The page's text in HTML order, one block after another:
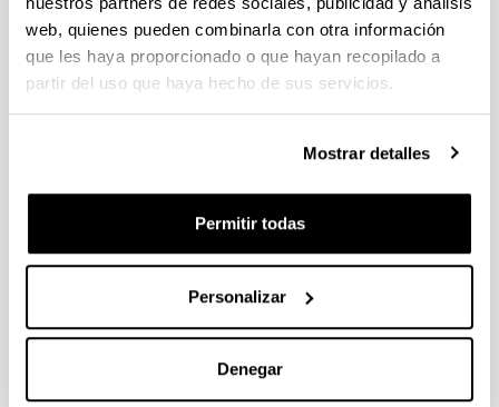
web, quienes pueden combinarla con otra información
que les haya proporcionado o que hayan recopilado a
partir del uso que haya hecho de sus servicios.
Mostrar detalles
Permitir todas
Personalizar
Denegar
Martin Garechana, Imanol
Martin Odriozola, Aitor
Ordoñez Torres, Estibaliz
Ortuzar Perez, Isusko
Penas Lago, Cristina